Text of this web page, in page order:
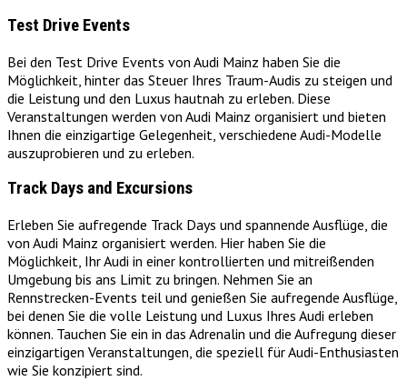
Test Drive Events
Bei den Test Drive Events von Audi Mainz haben Sie die
Möglichkeit, hinter das Steuer Ihres Traum-Audis zu steigen und
die Leistung und den Luxus hautnah zu erleben. Diese
Veranstaltungen werden von Audi Mainz organisiert und bieten
Ihnen die einzigartige Gelegenheit, verschiedene Audi-Modelle
auszuprobieren und zu erleben.
Track Days and Excursions
Erleben Sie aufregende Track Days und spannende Ausflüge, die
von Audi Mainz organisiert werden. Hier haben Sie die
Möglichkeit, Ihr Audi in einer kontrollierten und mitreißenden
Umgebung bis ans Limit zu bringen. Nehmen Sie an
Rennstrecken-Events teil und genießen Sie aufregende Ausflüge,
bei denen Sie die volle Leistung und Luxus Ihres Audi erleben
können. Tauchen Sie ein in das Adrenalin und die Aufregung dieser
einzigartigen Veranstaltungen, die speziell für Audi-Enthusiasten
wie Sie konzipiert sind.